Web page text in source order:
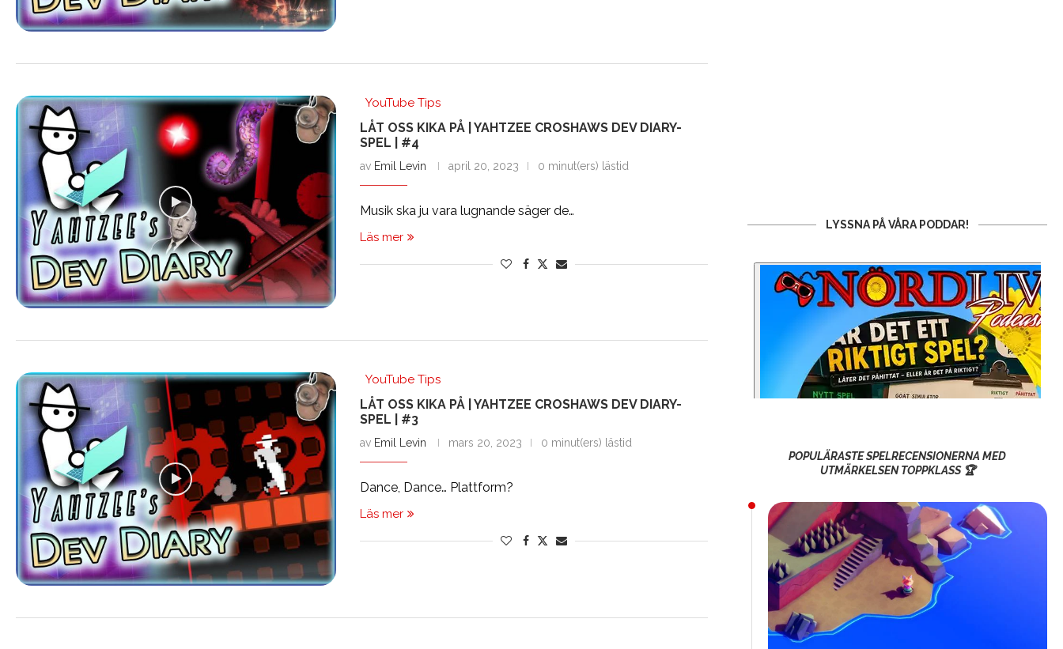
YouTube Tips
LÅT OSS KIKA PÅ | YAHTZEE CROSHAWS DEV DIARY-
SPEL | #4
av Emil Levin april 20, 2023 0 minut(ers) lästid
Musik ska ju vara lugnande säger de…
Läs mer
YouTube Tips
LÅT OSS KIKA PÅ | YAHTZEE CROSHAWS DEV DIARY-
SPEL | #3
av Emil Levin mars 20, 2023 0 minut(ers) lästid
Dance, Dance… Plattform?
Läs mer
LYSSNA PÅ VÅRA PODDAR!
POPULÄRASTE SPELRECENSIONERNA MED
UTMÄRKELSEN TOPPKLASS 🏆